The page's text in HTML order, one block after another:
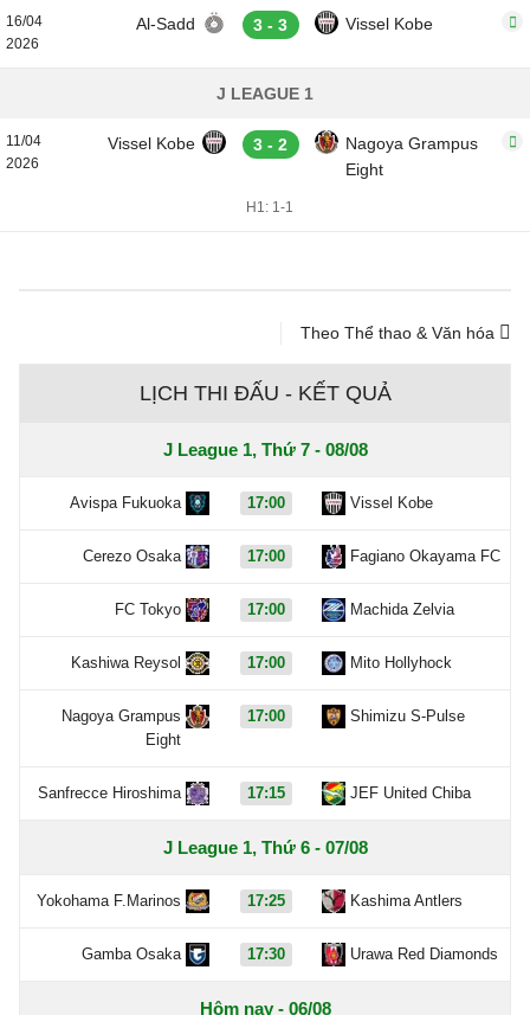
16/04
2026
Al-Sadd 3 - 3 Vissel Kobe
J LEAGUE 1
11/04
2026
Vissel Kobe 3 - 2
Nagoya Grampus
Eight
H1: 1-1
Theo Thể thao & Văn hóa
LỊCH THI ĐẤU - KẾT QUẢ
J League 1, Thứ 7 - 08/08
Avispa Fukuoka 17:00 Vissel Kobe
Cerezo Osaka 17:00 Fagiano Okayama FC
FC Tokyo 17:00 Machida Zelvia
Kashiwa Reysol 17:00 Mito Hollyhock
Nagoya Grampus
Eight
17:00 Shimizu S-Pulse
Sanfrecce Hiroshima 17:15 JEF United Chiba
J League 1, Thứ 6 - 07/08
Yokohama F.Marinos 17:25 Kashima Antlers
Gamba Osaka 17:30 Urawa Red Diamonds
Hôm nay - 06/08